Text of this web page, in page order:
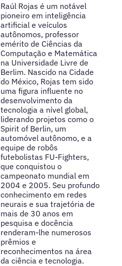
Raúl Rojas é um notável
pioneiro em inteligência
artificial e veículos
autônomos, professor
emérito de Ciências da
Computação e Matemática
na Universidade Livre de
Berlim. Nascido na Cidade
do México, Rojas tem sido
uma figura influente no
desenvolvimento da
tecnologia a nível global,
liderando projetos como o
Spirit of Berlin, um
automóvel autônomo, e a
equipe de robôs
futebolistas FU-Fighters,
que conquistou o
campeonato mundial em
2004 e 2005. Seu profundo
conhecimento em redes
neurais e sua trajetória de
mais de 30 anos em
pesquisa e docência
renderam-lhe numerosos
prêmios e
reconhecimentos na área
da ciência e tecnologia.